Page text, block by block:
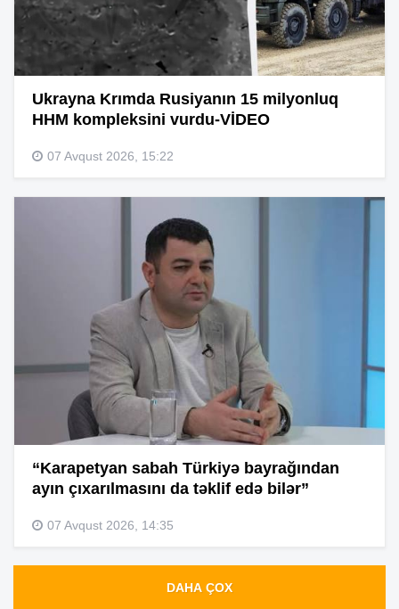
Ukrayna Krımda Rusiyanın 15 milyonluq
HHM kompleksini vurdu-VİDEO
07 Avqust 2026, 15:22
“Karapetyan sabah Türkiyə bayrağından
ayın çıxarılmasını da təklif edə bilər”
07 Avqust 2026, 14:35
DAHA ÇOX